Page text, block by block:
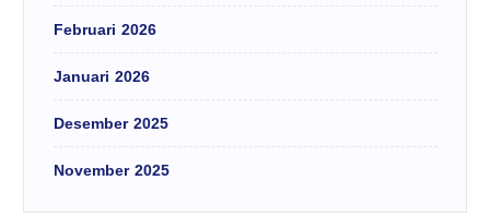
Februari 2026
Januari 2026
Desember 2025
November 2025